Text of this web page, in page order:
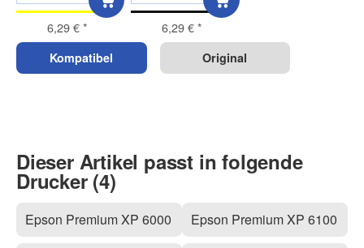
6,29 €* 6,29 €*
Kompatibel Original
Dieser Artikel passt in folgende
Drucker (4)
Epson Premium XP 6000 Epson Premium XP 6100